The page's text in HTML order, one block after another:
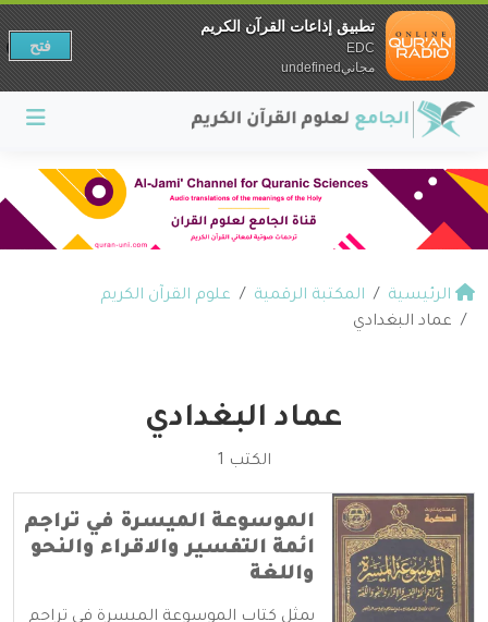
الرئيسية المكتبة الرقمية
علوم القرآن الكريم
عماد البغدادي
عماد البغدادي
الكتب 1
الموسوعة الميسرة في تراجم
ائمة التفسير والاقراء والنحو
واللغة
يمثل كتاب الموسوعة الميسرة في تراجم
تطبيق إذاعات القرآن الكريم
EDC
مجانيundefined
فتح